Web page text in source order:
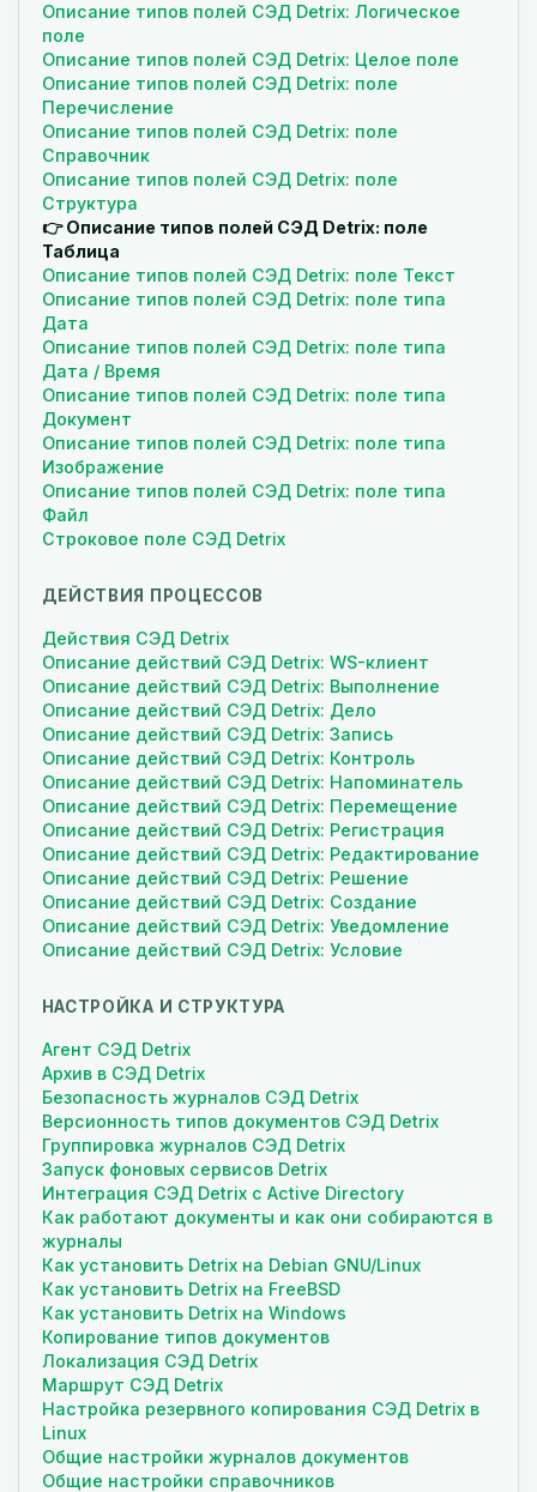
Описание типов полей СЭД Detrix: Логическое
поле
Описание типов полей СЭД Detrix: Целое поле
Описание типов полей СЭД Detrix: поле
Перечисление
Описание типов полей СЭД Detrix: поле
Справочник
Описание типов полей СЭД Detrix: поле
Структура
👉 Описание типов полей СЭД Detrix: поле
Таблица
Описание типов полей СЭД Detrix: поле Текст
Описание типов полей СЭД Detrix: поле типа
Дата
Описание типов полей СЭД Detrix: поле типа
Дата / Время
Описание типов полей СЭД Detrix: поле типа
Документ
Описание типов полей СЭД Detrix: поле типа
Изображение
Описание типов полей СЭД Detrix: поле типа
Файл
Строковое поле СЭД Detrix
ДЕЙСТВИЯ ПРОЦЕССОВ
Действия СЭД Detrix
Описание действий СЭД Detrix: WS-клиент
Описание действий СЭД Detrix: Выполнение
Описание действий СЭД Detrix: Дело
Описание действий СЭД Detrix: Запись
Описание действий СЭД Detrix: Контроль
Описание действий СЭД Detrix: Напоминатель
Описание действий СЭД Detrix: Перемещение
Описание действий СЭД Detrix: Регистрация
Описание действий СЭД Detrix: Редактирование
Описание действий СЭД Detrix: Решение
Описание действий СЭД Detrix: Создание
Описание действий СЭД Detrix: Уведомление
Описание действий СЭД Detrix: Условие
НАСТРОЙКА И СТРУКТУРА
Агент СЭД Detrix
Архив в СЭД Detrix
Безопасность журналов СЭД Detrix
Версионность типов документов СЭД Detrix
Группировка журналов СЭД Detrix
Запуск фоновых сервисов Detrix
Интеграция СЭД Detrix с Active Directory
Как работают документы и как они собираются в
журналы
Как установить Detrix на Debian GNU/Linux
Как установить Detrix на FreeBSD
Как установить Detrix на Windows
Копирование типов документов
Локализация СЭД Detrix
Маршрут СЭД Detrix
Настройка резервного копирования СЭД Detrix в
Linux
Общие настройки журналов документов
Общие настройки справочников